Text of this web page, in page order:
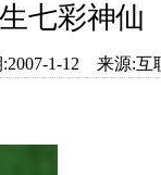
七彩神仙
:2007-1-12 来源